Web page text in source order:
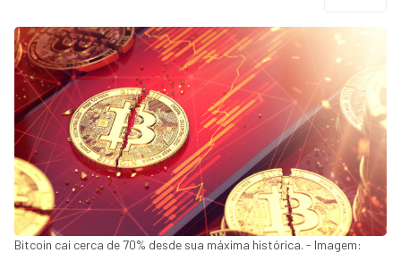
Bitcoin cai cerca de 70% desde sua máxima histórica. - Imagem: